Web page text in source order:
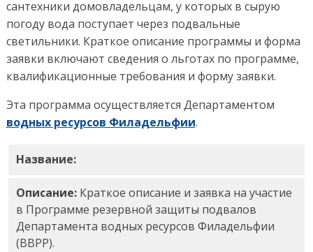
сантехники домовладельцам, у которых в сырую
погоду вода поступает через подвальные
светильники. Краткое описание программы и форма
заявки включают сведения о льготах по программе,
квалификационные требования и форму заявки.
Эта программа осуществляется Департаментом
водных ресурсов Филадельфии.
Название:Краткое описание программы
Описание: Краткое описание и заявка на участие
в Программе резервной защиты подвалов
Департамента водных ресурсов Филадельфии
(BBPP).